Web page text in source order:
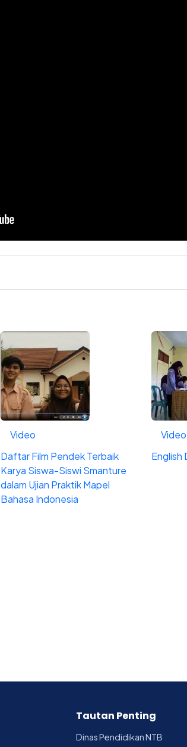
Video
Daftar Film Pendek Terbaik
Karya Siswa-Siswi Smanture
dalam Ujian Praktik Mapel
Bahasa Indonesia
Video
Tautan Penting
Dinas Pendidikan NTB